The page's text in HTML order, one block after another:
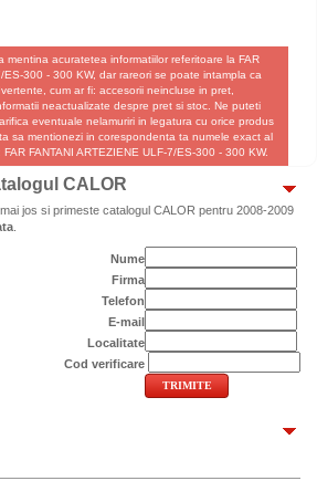
mentina acuratetea informatiilor referitoare la FAR
ES-300 - 300 KW, dar rareori se poate intampla ca
cum ar fi: accesorii neincluse in pret,
neactualizate despre pret si stoc. Ne puteti
eventuale nelamuriri in legatura cu orice produs
sa mentionezi in corespondenta ta numele exact al
FANTANI ARTEZIENE ULF-7/ES-300 - 300 KW.
CALOR
jos si primeste catalogul CALOR pentru 2008-2009
Nume
Firma
Telefon
E-mail
Localitate
Cod verificare